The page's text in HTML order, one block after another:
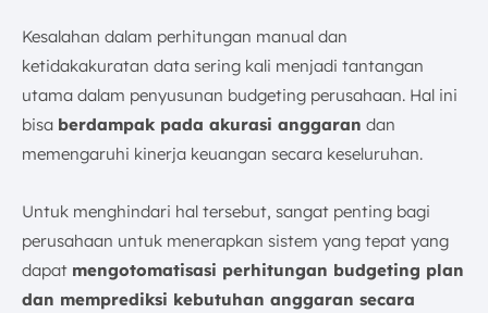
Contoh Budgeting Perusahaan dan Templatenya
1. Template Budget Operasional
2. Template Budget Modal
3. Template Budget Kas
Jenis-jenis Budgeting Perusahaan di Indonesia
1. Berdasarkan Perencanaan
2. Berdasarkan Keterlibatan
3. Berdasarkan Aktivitas
Kesalahan dalam perhitungan manual dan
ketidakakuratan data sering kali menjadi tantangan
utama dalam penyusunan budgeting perusahaan. Hal ini
bisa berdampak pada akurasi anggaran dan
memengaruhi kinerja keuangan secara keseluruhan.
Untuk menghindari hal tersebut, sangat penting bagi
perusahaan untuk menerapkan sistem yang tepat yang
dapat mengotomatisasi perhitungan budgeting plan
dan memprediksi kebutuhan anggaran secara